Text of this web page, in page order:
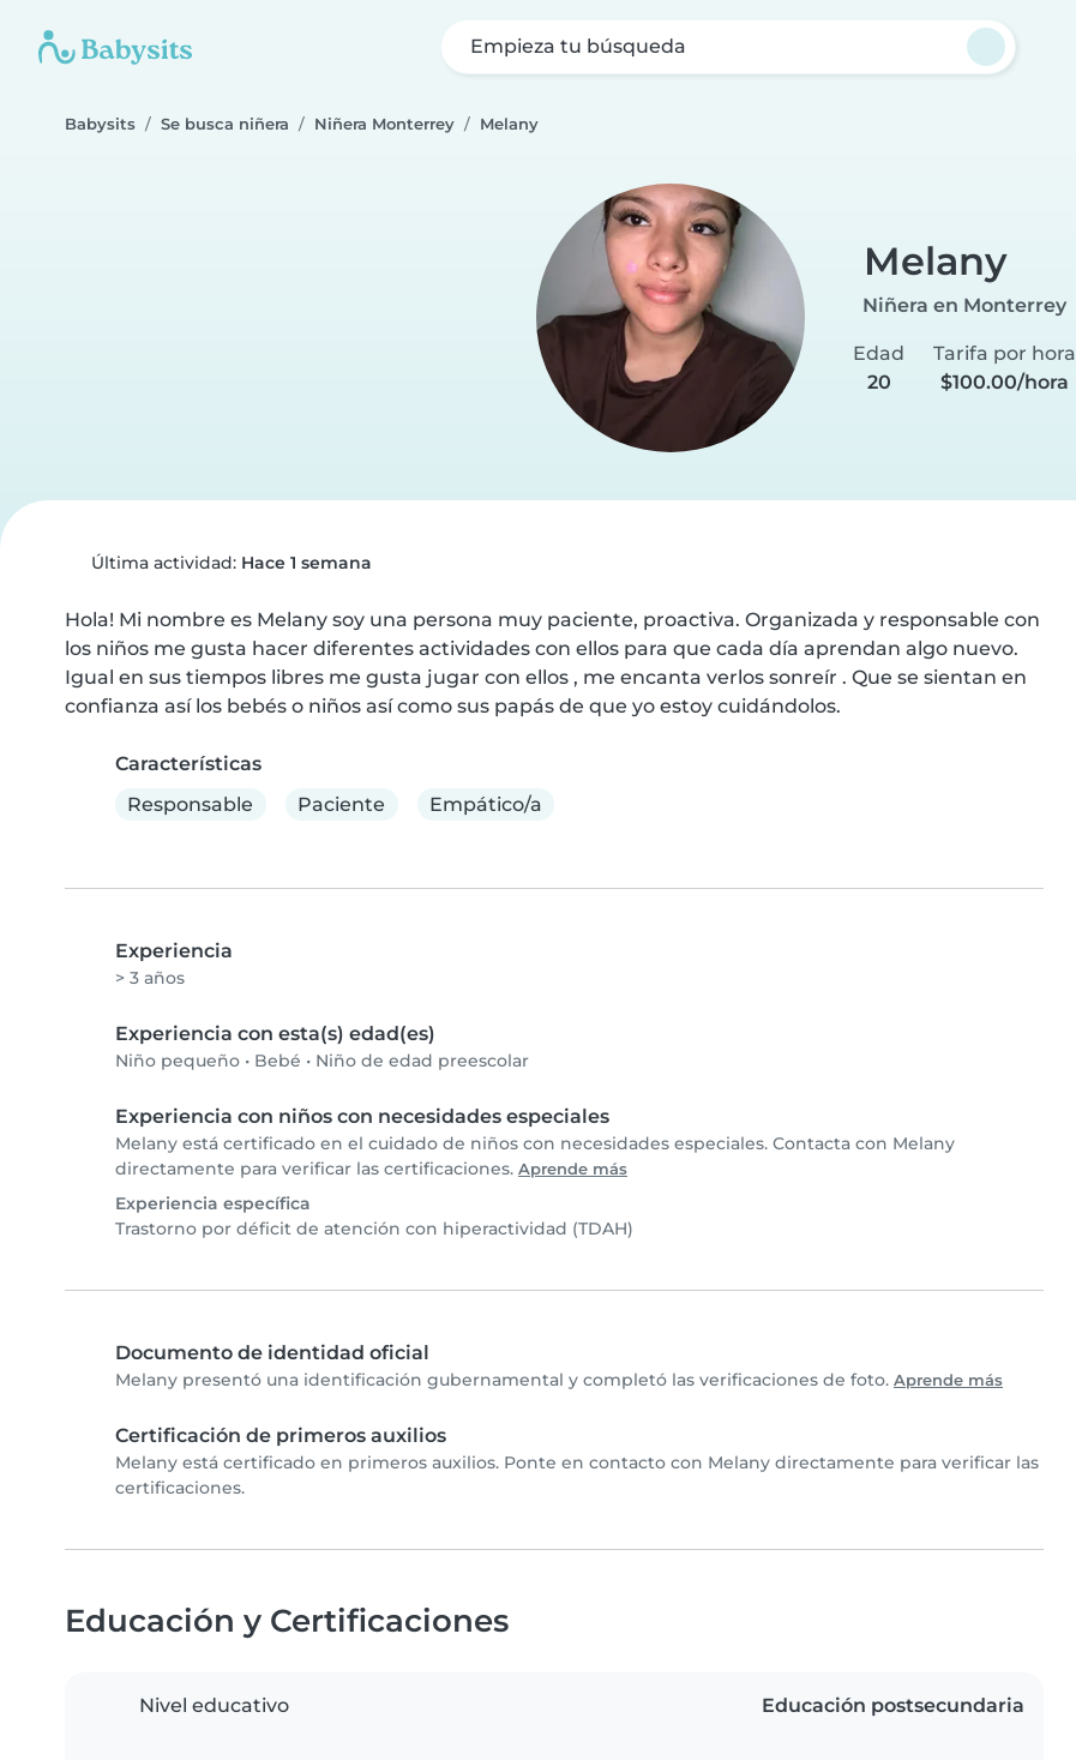
Empieza tu búsqueda
Babysits Se busca niñera Niñera Monterrey Melany
Melany
Niñera en Monterrey
Edad
20
Tarifa por hora
$100.00/hora
Última actividad: Hace 1 semana
Hola! Mi nombre es Melany soy una persona muy paciente, proactiva. Organizada y responsable con
los niños me gusta hacer diferentes actividades con ellos para que cada día aprendan algo nuevo.
Igual en sus tiempos libres me gusta jugar con ellos , me encanta verlos sonreír . Que se sientan en
confianza así los bebés o niños así como sus papás de que yo estoy cuidándolos.
Características
Responsable
Paciente Empático/a
Experiencia
> 3 años
Experiencia con esta(s) edad(es)
Niño pequeño • Bebé • Niño de edad preescolar
Experiencia con niños con necesidades especiales
Melany está certificado en el cuidado de niños con necesidades especiales. Contacta con Melany
directamente para verificar las certificaciones. Aprende más
Experiencia específica
Trastorno por déficit de atención con hiperactividad (TDAH)
Documento de identidad oficial
Melany presentó una identificación gubernamental y completó las verificaciones de foto. Aprende más
Certificación de primeros auxilios
Melany está certificado en primeros auxilios. Ponte en contacto con Melany directamente para verificar las
certificaciones.
Educación y Certificaciones
Nivel educativo Educación postsecundaria